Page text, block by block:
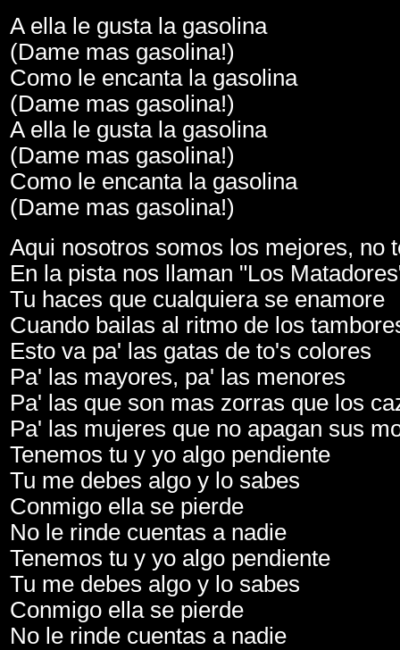
A ella le gusta la gasolina
(Dame mas gasolina!)
Como le encanta la gasolina
(Dame mas gasolina!)
A ella le gusta la gasolina
(Dame mas gasolina!)
Como le encanta la gasolina
(Dame mas gasolina!)
Aqui nosotros somos los mejores, no
En la pista nos llaman "Los
Tu haces que cualquiera se enamore
Cuando bailas al ritmo de los
Esto va pa' las gatas de to's colores
Pa' las mayores, pa' las menores
Pa' las que son mas zorras que los
Pa' las mujeres que no apagan sus
Tenemos tu y yo algo pendiente
Tu me debes algo y lo sabes
Conmigo ella se pierde
No le rinde cuentas a nadie
Tenemos tu y yo algo pendiente
Tu me debes algo y lo sabes
Conmigo ella se pierde
No le rinde cuentas a nadie